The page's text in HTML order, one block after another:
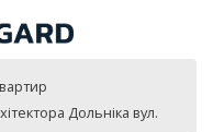
Дольніка вул.